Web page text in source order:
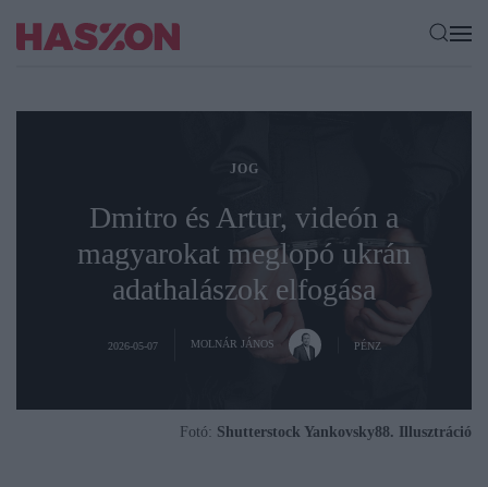
JOG
Dmitro és Artur, videón a
magyarokat meglopó ukrán
adathalászok elfogása
2026-05-07 MOLNÁR JÁNOS PÉNZ
Fotó: Shutterstock Yankovsky88. Illusztráció